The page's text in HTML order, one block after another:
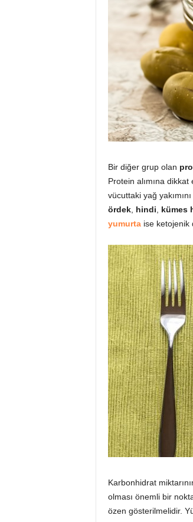
Bir diğer grup olan
Protein alımına
vücuttaki yağ
ördek, hindi kümes
yumurtaise ketojenik
Karbonhidrat
olması önemli bir
özen gösterilmelidir.